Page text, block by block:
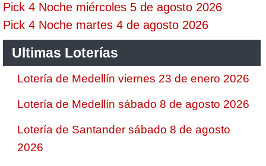
Pick 4 Noche miércoles 5 de agosto 2026
Pick 4 Noche martes 4 de agosto 2026
Ultimas Loterías
Lotería de Medellín viernes 23 de enero 2026
Lotería de Medellín sábado 8 de agosto 2026
Lotería de Santander sábado 8 de agosto
2026